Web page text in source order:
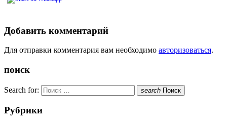
Добавить комментарий
Для отправки комментария вам необходимо авторизоваться.
поиск
Search for: search Поиск
Рубрики